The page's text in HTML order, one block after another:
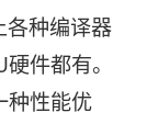
各种编译器
件都有。
种性能优